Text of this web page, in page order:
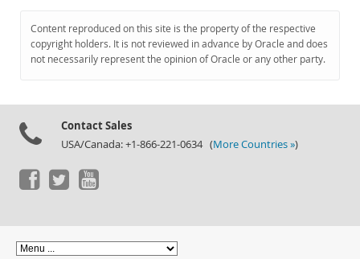
Content reproduced on this site is the property of the respective
copyright holders. It is not reviewed in advance by Oracle and does
not necessarily represent the opinion of Oracle or any other party.
Contact Sales
USA/Canada: +1-866-221-0634 (More Countries »)